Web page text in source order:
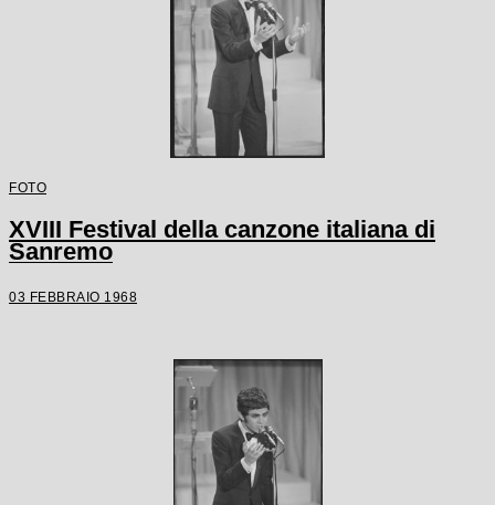
FOTO
XVIII Festival della canzone italiana di
Sanremo
03 FEBBRAIO 1968